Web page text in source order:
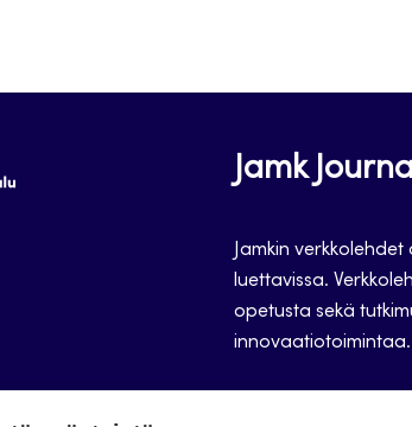
Jamk
Jamkin
luettavissa.
opetusta sekä
innovaatiotoimintaa.